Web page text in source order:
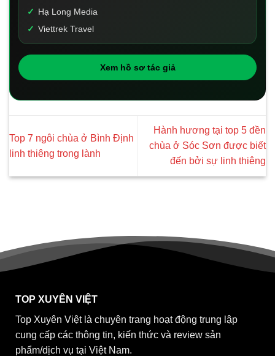
Hạ Long Media
Viettrek Travel
Xem hồ sơ tác giả
Top 7 ngôi chùa ở Bình Định
linh thiêng trong lành
Hành hương tại top 5 đền
chùa ở Sóc Sơn được biết
đến bởi sự linh thiêng
TOP XUYÊN VIỆT
Top Xuyên Việt là chuyên trang hoạt động trung lập
cung cấp các thông tin, kiến thức và review sản
phẩm/dịch vụ tại Việt Nam.